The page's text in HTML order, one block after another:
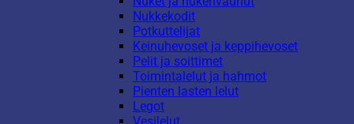
Nukkekodit
Potkuttelijat
Keinuhevoset ja keppihevoset
Pelit ja soittimet
Toimintalelut ja hahmot
Pienten lasten lelut
Legot